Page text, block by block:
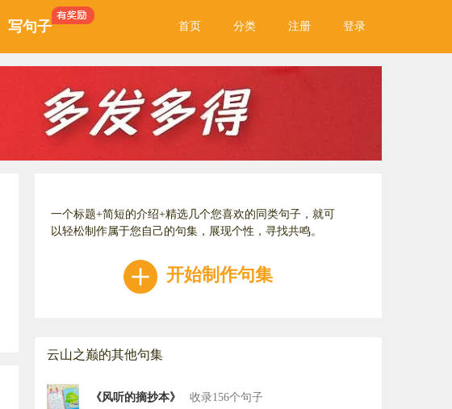
写句子 首页 分类 注册 登录
一个标题+简短的介绍+精选几个您喜欢的同类句子，就可
以轻松制作属于您自己的句集，展现个性，寻找共鸣。
开始制作句集
云山之巅的其他句集
《风听的摘抄本》 收录156个句子